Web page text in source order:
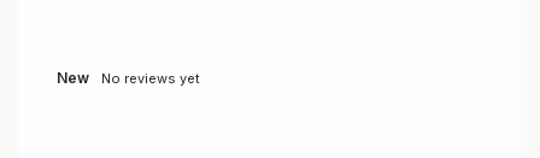
New No reviews yet